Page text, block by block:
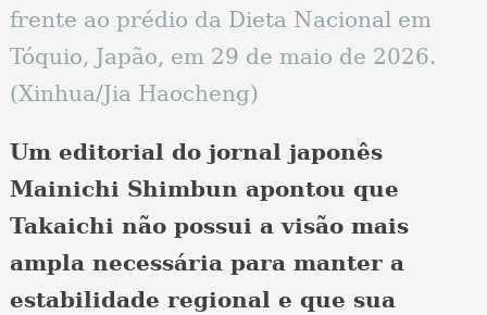
frente ao prédio da Dieta Nacional em
Tóquio, Japão, em 29 de maio de 2026.
(Xinhua/Jia Haocheng)
Um editorial do jornal japonês
Mainichi Shimbun apontou que
Takaichi não possui a visão mais
ampla necessária para manter a
estabilidade regional e que sua